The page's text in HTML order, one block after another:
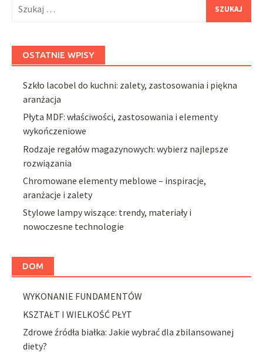
OSTATNIE WPISY
Szkło lacobel do kuchni: zalety, zastosowania i piękna
aranżacja
Płyta MDF: właściwości, zastosowania i elementy
wykończeniowe
Rodzaje regałów magazynowych: wybierz najlepsze
rozwiązania
Chromowane elementy meblowe – inspiracje,
aranżacje i zalety
Stylowe lampy wiszące: trendy, materiały i
nowoczesne technologie
DOM
WYKONANIE FUNDAMENTÓW
KSZTAŁT I WIELKOŚĆ PŁYT
Zdrowe źródła białka: Jakie wybrać dla zbilansowanej
diety?